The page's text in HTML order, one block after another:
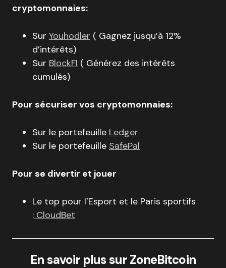
cryptomonnaies:
Sur Youhodler ( Gagnez jusqu’à 12%
d’intérêts)
Sur BlockFI ( Générez des intérêts
cumulés)
Pour sécuriser vos cryptomonnaies:
Sur le portefeuille Ledger
Sur le portefeuille SafePal
Pour se divertir et jouer
Le top pour l’Esport et le Paris sportifs
: CloudBet
En savoir plus sur ZoneBitcoin